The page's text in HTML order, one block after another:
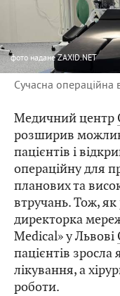
фото надане ZAXID.NET
Сучасна операційна
Медичний центр
розширив
пацієнтів і
операційну для
планових та
втручань. Тож, як
директорка
Medical» у Львові
пацієнтів зросла
лікування, а
роботи.